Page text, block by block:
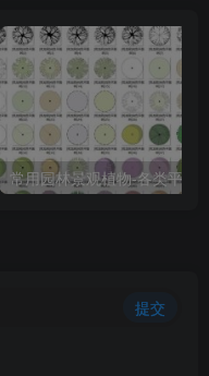
能，而景观本身
城市才真正实现了
它告诉我们，景观设
植，而是在工程的规划
提交